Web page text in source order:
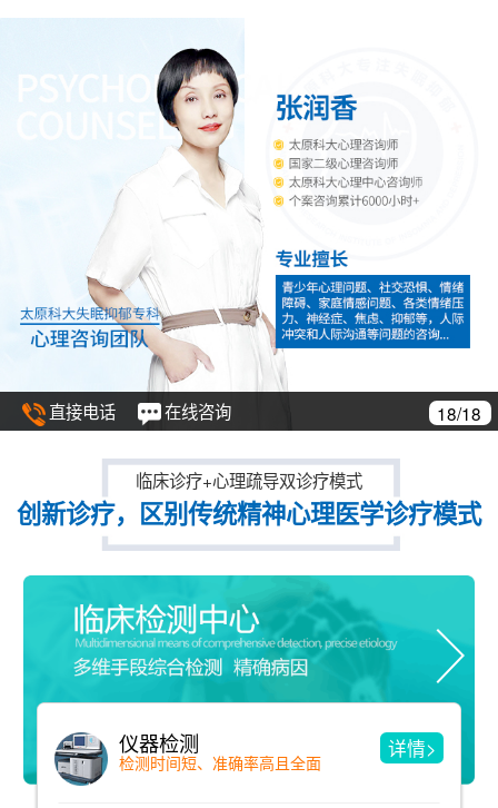
直接电话 在线咨询 18/18
临床诊疗+心理疏导双诊疗模式
创新诊疗，区别传统精神心理医学诊疗模式
仪器检测
检测时间短、准确率高且全面
详情>